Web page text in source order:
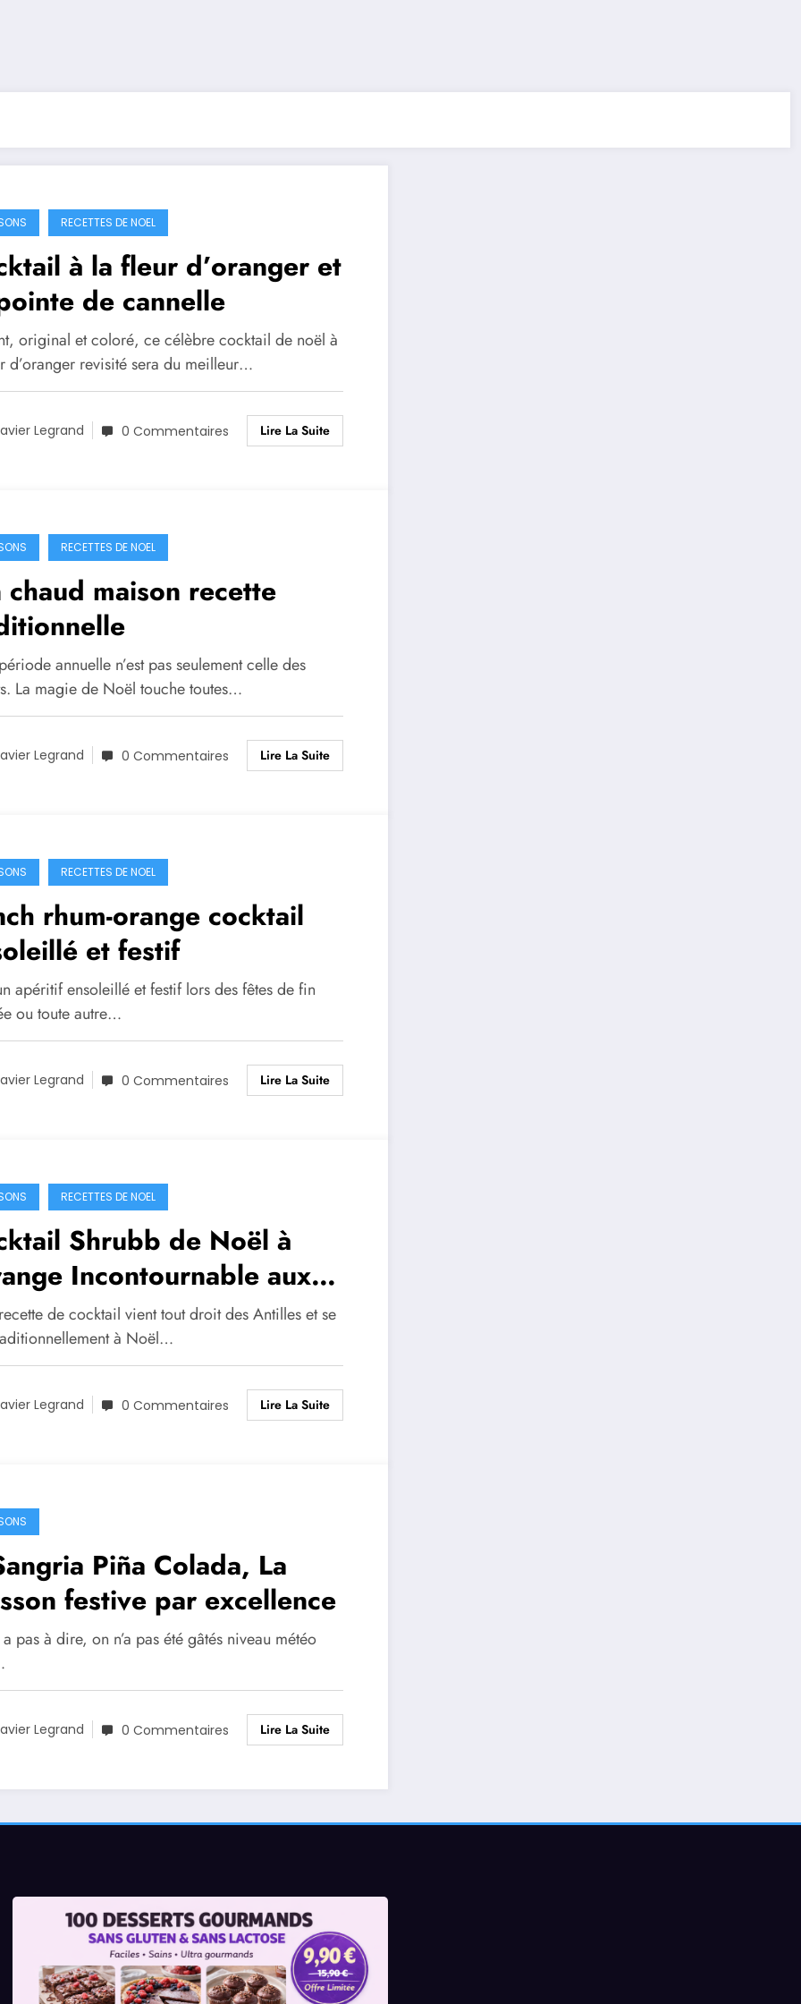
RECETTES DE NOEL
à la fleur d’oranger et
de cannelle
original et coloré, ce célèbre cocktail de noël à
d’oranger revisité sera du meilleur…
Legrand 0 Commentaires Lire La Suite
RECETTES DE NOEL
maison recette
annuelle n’est pas seulement celle des
La magie de Noël touche toutes…
Legrand 0 Commentaires Lire La Suite
RECETTES DE NOEL
rhum-orange cocktail
et festif
apéritif ensoleillé et festif lors des fêtes de fin
ou toute autre…
Legrand 0 Commentaires Lire La Suite
RECETTES DE NOEL
Shrubb de Noël à
Incontournable aux
de cocktail vient tout droit des Antilles et se
à Noël…
Legrand 0 Commentaires Lire La Suite
Piña Colada, La
festive par excellence
a pas à dire, on n’a pas été gâtés niveau météo
Legrand 0 Commentaires Lire La Suite